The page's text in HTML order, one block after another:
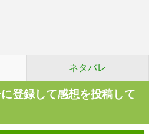
ネタバレ
登録して感想を投稿して